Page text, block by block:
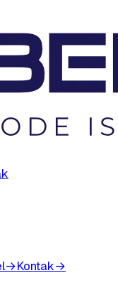
→Kontak→